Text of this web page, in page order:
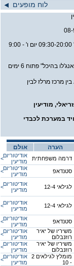
לוח מופעים
א' -ה ' 09:30-20:00 יום ו' - 9:00
בית קפה חדש - "אנג'לו בהיכל" פתוח 6 ימים
מרכז מרלז לבין
מודיעין
במערכת לכבדי
אולם הערה
<אודיטוריום
מודיעין
דרמה משפחתית
<אודיטוריום
מודיעין
סטנדאפ
<אודיטוריום
מודיעין
לגילאי 12-4
<אודיטוריום
מודיעין
לגילאי 12-4
<אודיטוריום
מודיעין
סטנדאפ
<אודיטוריום
מודיעין
משיריו של יאיר
רוזנבלום
<אודיטוריום
מודיעין
משיריו של יאיר
רוזנבלום
<אודיטוריום
מודיעין
מומלץ לגילאים 2
- 10